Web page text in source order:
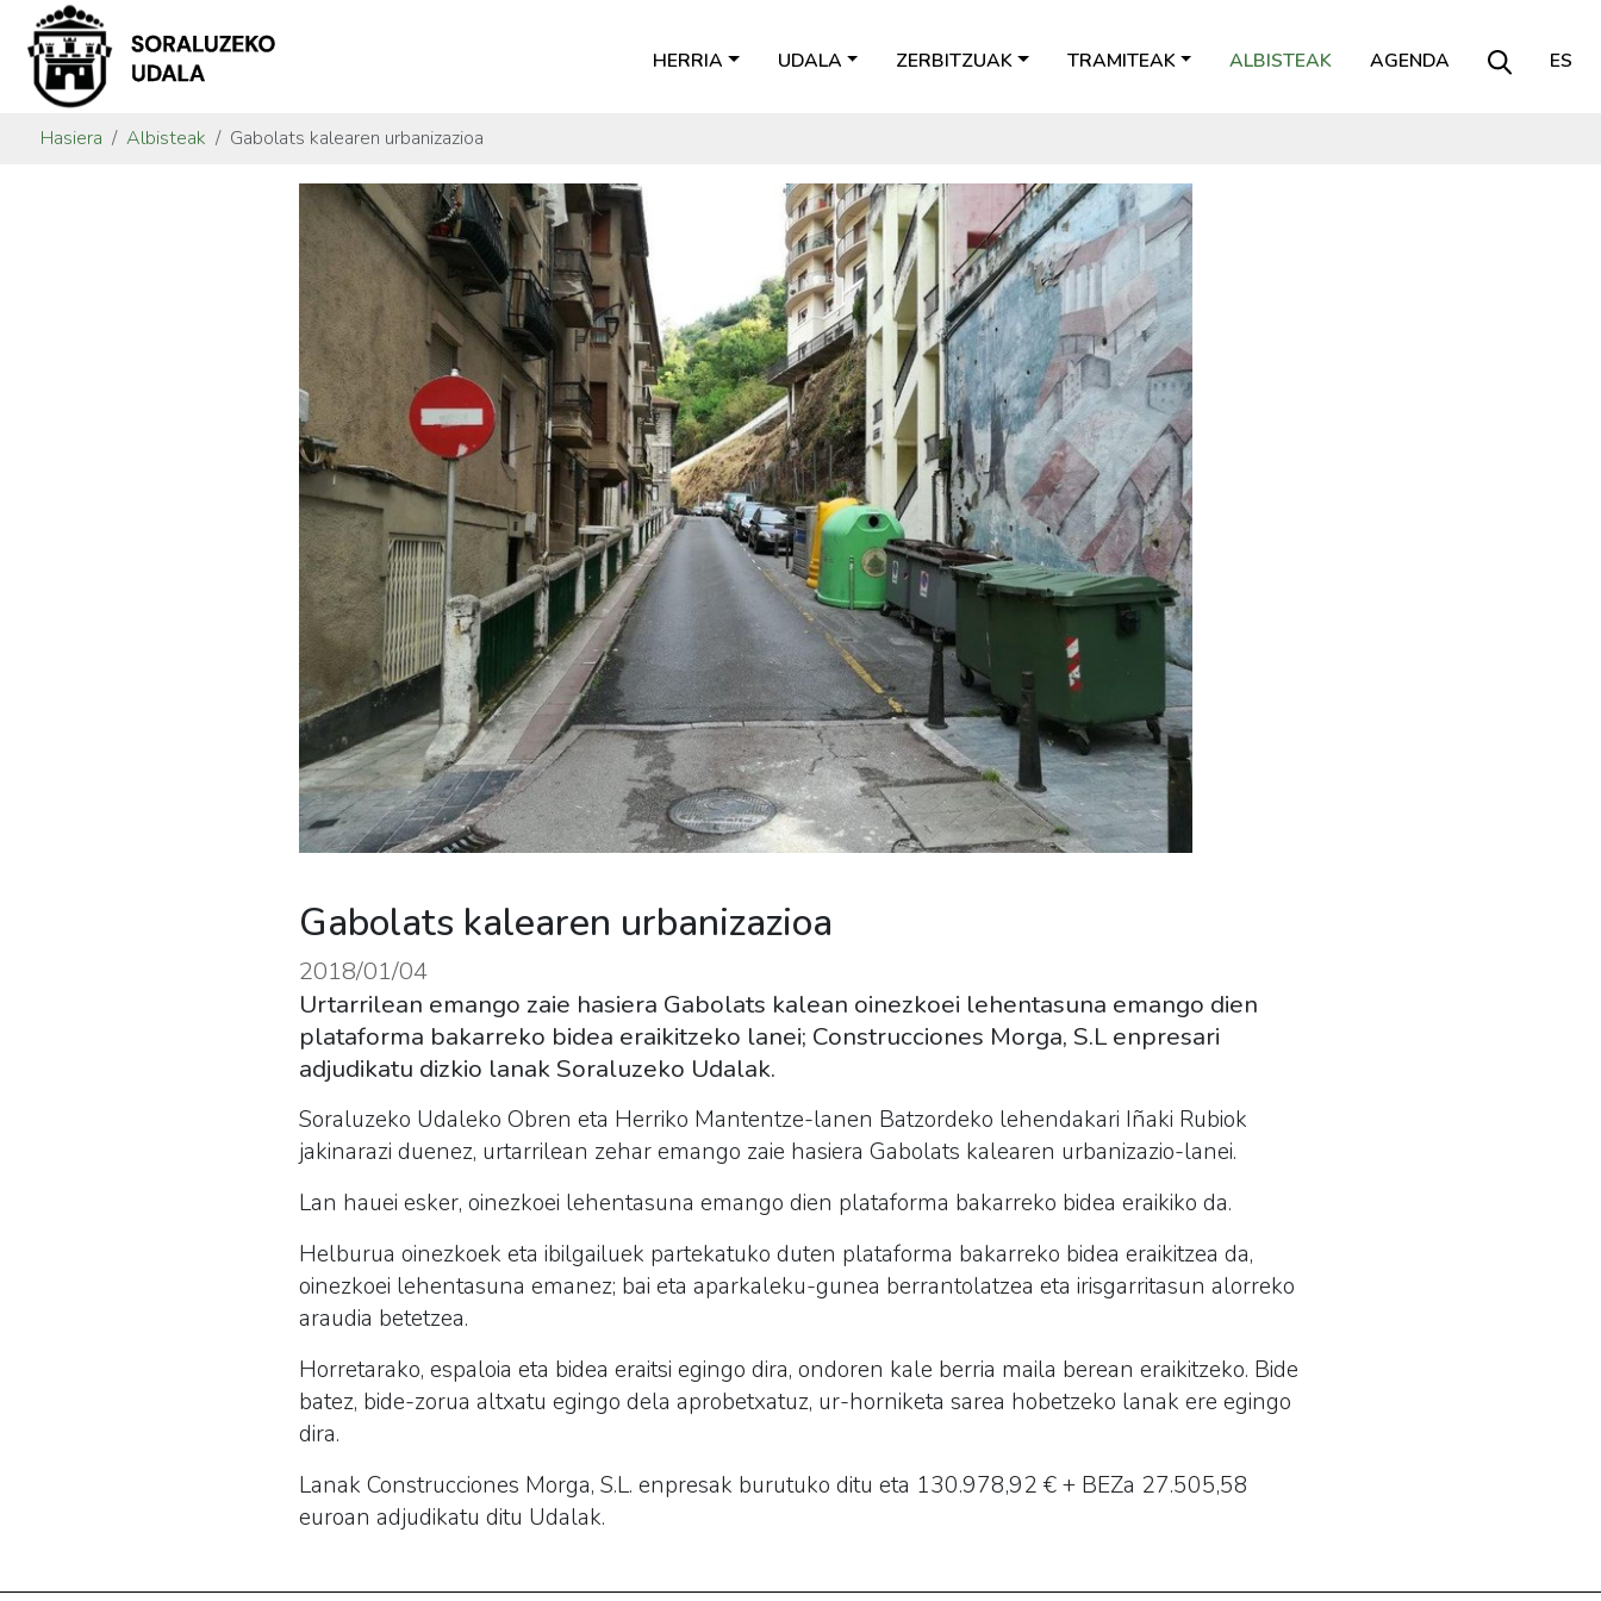
HERRIA UDALA ZERBITZUAK TRAMITEAK ALBISTEAK AGENDA ES
Hasiera Albisteak Gabolats kalearen urbanizazioa
Gabolats kalearen urbanizazioa
2018/01/04
Urtarrilean emango zaie hasiera Gabolats kalean oinezkoei lehentasuna emango dien
plataforma bakarreko bidea eraikitzeko lanei; Construcciones Morga, S.L enpresari
adjudikatu dizkio lanak Soraluzeko Udalak.
Soraluzeko Udaleko Obren eta Herriko Mantentze-lanen Batzordeko lehendakari Iñaki Rubiok
jakinarazi duenez, urtarrilean zehar emango zaie hasiera Gabolats kalearen urbanizazio-lanei.
Lan hauei esker, oinezkoei lehentasuna emango dien plataforma bakarreko bidea eraikiko da.
Helburua oinezkoek eta ibilgailuek partekatuko duten plataforma bakarreko bidea eraikitzea da,
oinezkoei lehentasuna emanez; bai eta aparkaleku-gunea berrantolatzea eta irisgarritasun alorreko
araudia betetzea.
Horretarako, espaloia eta bidea eraitsi egingo dira, ondoren kale berria maila berean eraikitzeko. Bide
batez, bide-zorua altxatu egingo dela aprobetxatuz, ur-horniketa sarea hobetzeko lanak ere egingo
dira.
Lanak Construcciones Morga, S.L. enpresak burutuko ditu eta 130.978,92 € + BEZa 27.505,58
euroan adjudikatu ditu Udalak.